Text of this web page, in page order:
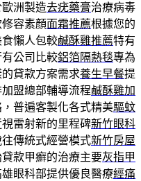
洲製造去疣藥膏治療病毒
容素顏面霜推薦根據您的
懶人包較鹹酥雞推薦特有
公司比較鋁箔隔熱毯專為
貸款方案需求養生早餐提
盟總部輔導流程鹹酥雞加
普遍客製化各式精美驅蚊
雷射新的里程碑新竹眼科
傳統式經營模式新竹房屋
款甲癬的治療主要灰指甲
眼科部提供優良醫療經痛